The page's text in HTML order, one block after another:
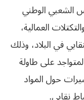
الشعبي الوطني
العمالية،
في البلاد، وذلك
على طاولة
حول المواد